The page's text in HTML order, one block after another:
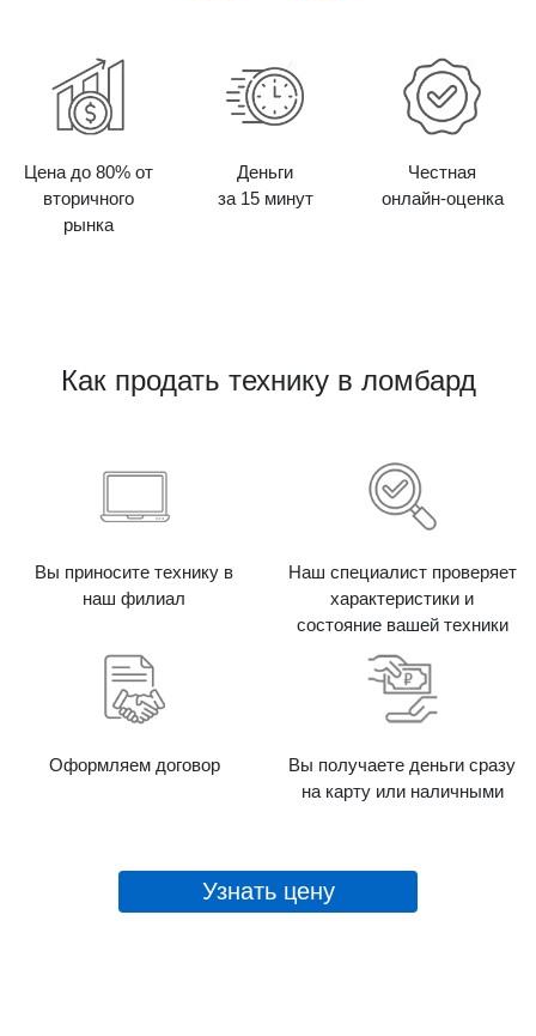
Цена до 80% от
вторичного
рынка
Деньги
за 15 минут
Честная
онлайн-оценка
Как продать технику в ломбард
Вы приносите технику в
наш филиал
Наш специалист проверяет
характеристики и
состояние вашей техники
Оформляем договор
Вы получаете деньги сразу
на карту или наличными
Узнать цену